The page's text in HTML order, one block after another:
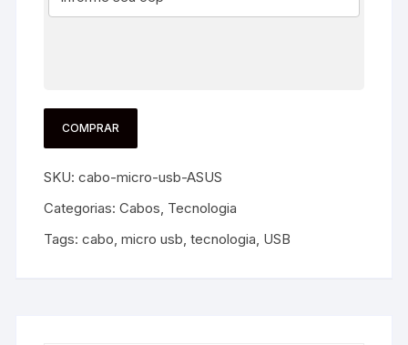
COMPRAR
SKU:cabo-micro-usb-ASUS
Categorias:Cabos, Tecnologia
Tags:cabo,micro usb,tecnologia, USB